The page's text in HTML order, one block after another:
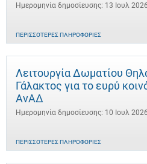
Ημερομηνία δημοσίευσης: 13 Ιουλ 2026
ΠΕΡΙΣΣΌΤΕΡΕΣ ΠΛΗΡΟΦΟΡΊΕΣ
Λειτουργία Δωματίου
Γάλακτος για το ευρύ
ΑνΑΔ
Ημερομηνία δημοσίευσης: 10 Ιουλ 2026
ΠΕΡΙΣΣΌΤΕΡΕΣ ΠΛΗΡΟΦΟΡΊΕΣ